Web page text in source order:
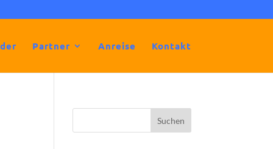
Partner Anreise Kontakt